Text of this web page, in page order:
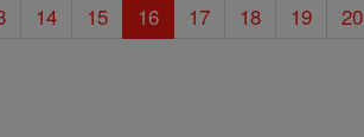
14 15 16 17 18 19 20